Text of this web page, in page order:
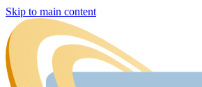
Skip to main content